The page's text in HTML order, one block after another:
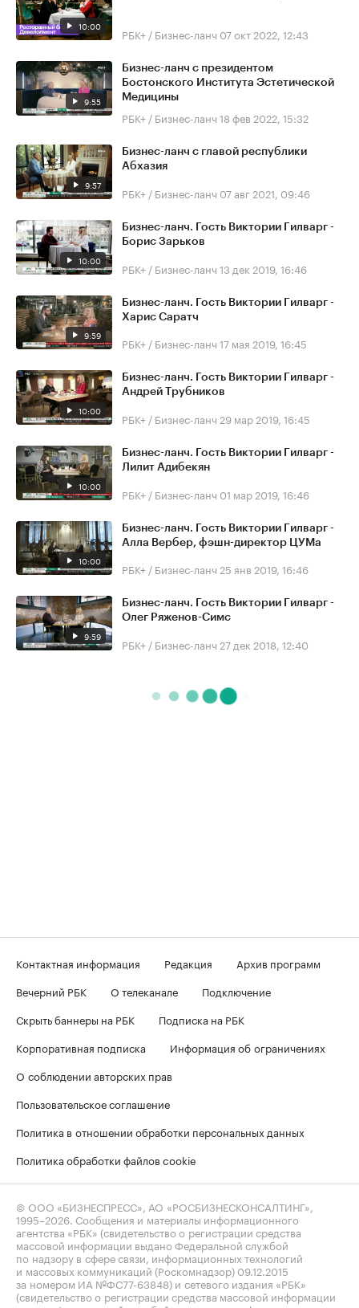
10:00 РБК+ / Бизнес-ланч 07 окт 2022, 12:43
9:55
Бизнес-ланч с президентом
Бостонского Института Эстетической
Медицины
РБК+ / Бизнес-ланч 18 фев 2022, 15:32
9:57
Бизнес-ланч с главой республики
Абхазия
РБК+ / Бизнес-ланч 07 авг 2021, 09:46
10:00
Бизнес-ланч. Гость Виктории Гилварг -
Борис Зарьков
РБК+ / Бизнес-ланч 13 дек 2019, 16:46
9:59
Бизнес-ланч. Гость Виктории Гилварг -
Харис Саратч
РБК+ / Бизнес-ланч 17 мая 2019, 16:45
10:00
Бизнес-ланч. Гость Виктории Гилварг -
Андрей Трубников
РБК+ / Бизнес-ланч 29 мар 2019, 16:45
10:00
Бизнес-ланч. Гость Виктории Гилварг -
Лилит Адибекян
РБК+ / Бизнес-ланч 01 мар 2019, 16:46
10:00
Бизнес-ланч. Гость Виктории Гилварг -
Алла Вербер, фэшн-директор ЦУМа
РБК+ / Бизнес-ланч 25 янв 2019, 16:46
9:59
Бизнес-ланч. Гость Виктории Гилварг -
Олег Ряженов-Симс
РБК+ / Бизнес-ланч 27 дек 2018, 12:40
Контактная информация Редакция
Архив программ
Вечерний РБК
О телеканале
Подключение
Скрыть баннеры на РБК
Подписка на РБК
Корпоративная подписка
Информация об ограничениях
О соблюдении авторских прав
Пользовательское соглашение
Политика в отношении обработки персональных данных
Политика обработки файлов cookie
© ООО «БИЗНЕСПРЕСС», АО «РОСБИЗНЕСКОНСАЛТИНГ»,
1995–2026. Сообщения и материалы информационного
агентства «РБК» (свидетельство о регистрации средства
массовой информации выдано Федеральной службой
по надзору в сфере связи, информационных технологий
и массовых коммуникаций (Роскомнадзор) 09.12.2015
за номером ИА №ФС77-63848) и сетевого издания «РБК»
(свидетельство о регистрации средства массовой информации